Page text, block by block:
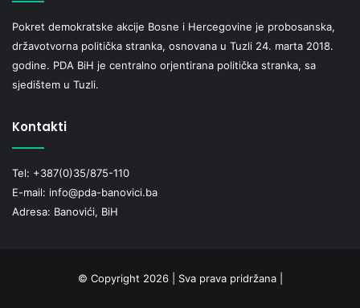
Pokret demokratske akcije Bosne i Hercegovine je probosanska,
državotvorna politička stranka, osnovana u Tuzli 24. marta 2018.
godine. PDA BiH je centralno orjentirana politička stranka, sa
sjedištem u Tuzli.
Kontakti
Tel: +387(0)35/875-110
E-mail: info@pda-banovici.ba
Adresa: Banovići, BiH
© Copyright 2026 | Sva prava pridržana |